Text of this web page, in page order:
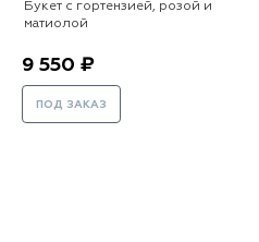
Букет с гортензией, розой и
матиолой
9 550 ₽
ПОД ЗАКАЗ